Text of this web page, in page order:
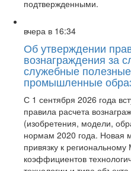
подтвержденными.
вчера в 16:34
Об утверждении
вознаграждения за
служебные
промышленные
С 1 сентября 2026 года
правила расчета
(изобретения, модели,
нормам 2020 года. Новая
привязку к
коэффициентов